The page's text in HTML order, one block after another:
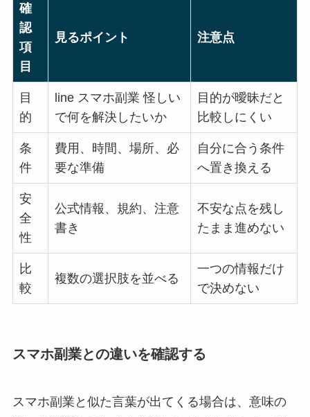
確
認
項
目
見るポイント 注意点
目
的
line スマホ副業 怪しい
で何を解決したいか
目的が曖昧だと
比較しにくい
条
件
費用、時間、場所、必
要な準備
自分に合う条件
へ置き換える
安
全
性
公式情報、規約、注意
書き
不安な点を残し
たまま進めない
比
較
複数の選択肢を並べる
一つの情報だけ
で決めない
スマホ副業との違いを確認する
スマホ副業と似た言葉が出てくる場合は、意味の